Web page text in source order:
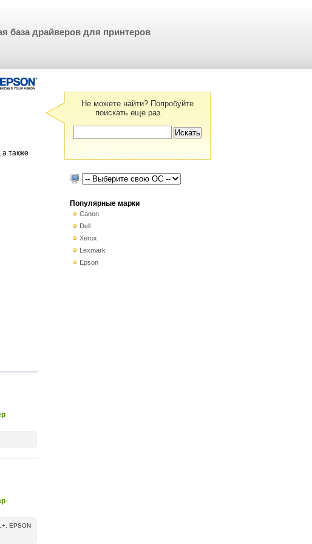
база драйверов для принтеров
а также
EPSON
Не можете найти? Попробуйте
поискать еще раз.
Популярные марки
Canon
Dell
Xerox
Lexmark
Epson